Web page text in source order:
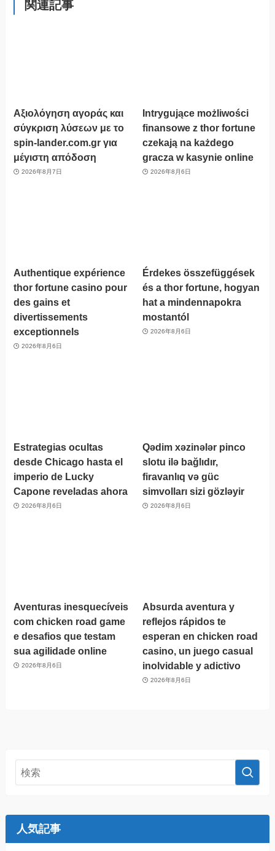
関連記事
Αξιολόγηση αγοράς και
σύγκριση λύσεων με το
spin-lander.com.gr για
μέγιστη απόδοση
2026年8月7日
Intrygujące możliwości
finansowe z thor fortune
czekają na każdego
gracza w kasynie online
2026年8月6日
Authentique expérience
thor fortune casino pour
des gains et
divertissements
exceptionnels
2026年8月6日
Érdekes összefüggések
és a thor fortune, hogyan
hat a mindennapokra
mostantól
2026年8月6日
Estrategias ocultas
desde Chicago hasta el
imperio de Lucky
Capone reveladas ahora
2026年8月6日
Qədim xəzinələr pinco
slotu ilə bağlıdır,
firavanlıq və güc
simvolları sizi gözləyir
2026年8月6日
Aventuras inesquecíveis
com chicken road game
e desafios que testam
sua agilidade online
2026年8月6日
Absurda aventura y
reflejos rápidos te
esperan en chicken road
casino, un juego casual
inolvidable y adictivo
2026年8月6日
人気記事